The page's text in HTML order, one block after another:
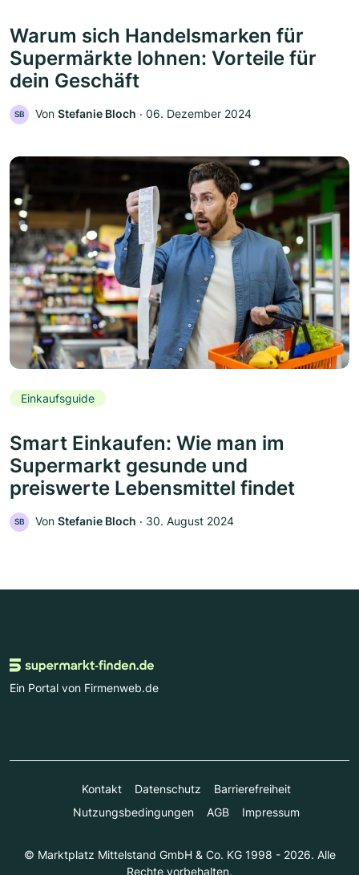
Warum sich Handelsmarken für
Supermärkte lohnen: Vorteile für
dein Geschäft
SB Von Stefanie Bloch ‧ 06. Dezember 2024
Einkaufsguide
Smart Einkaufen: Wie man im
Supermarkt gesunde und
preiswerte Lebensmittel findet
SB Von Stefanie Bloch ‧ 30. August 2024
Ein Portal von Firmenweb.de
Kontakt Datenschutz
Barrierefreiheit
Nutzungsbedingungen
AGB Impressum
© Marktplatz Mittelstand GmbH & Co. KG 1998 - 2026. Alle
Rechte vorbehalten.